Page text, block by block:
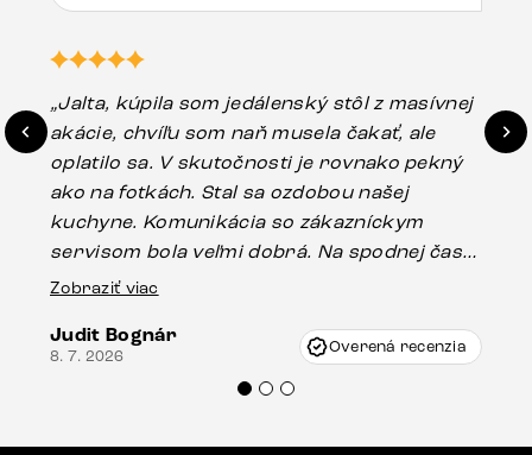
„Jalta, kúpila som jedálenský stôl z masívnej
akácie, chvíľu som naň musela čakať, ale
oplatilo sa. V skutočnosti je rovnako pekný
ako na fotkách. Stal sa ozdobou našej
kuchyne. Komunikácia so zákazníckym
servisom bola veľmi dobrá. Na spodnej časti
stola bolo malé poškodenie, pravdepodobne
Vincze pri riešení mojej záležitosti pristúpili
veľmi korektne. Odporúčam produkty Delife
Zobraziť viac
Judit Bognár
8. 7. 2026 Overená recenzia